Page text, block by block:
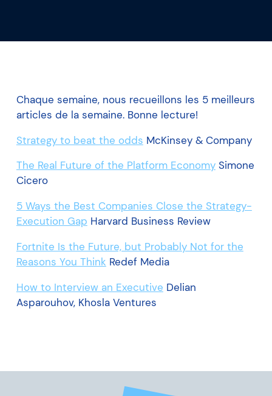
Chaque semaine, nous recueillons les 5 meilleurs
articles de la semaine. Bonne lecture!
Strategy to beat the odds McKinsey & Company
The Real Future of the Platform EconomySimone
Cicero
5 Ways the Best Companies Close the Strategy-
Execution Gap Harvard Business Review
Fortnite Is the Future, but Probably Not for the
Reasons You Think Redef Media
How to Interview an Executive Delian
Asparouhov, Khosla Ventures